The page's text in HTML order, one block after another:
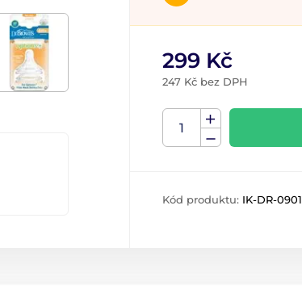
299 Kč
247 Kč bez DPH
Kód produktu: IK-DR-0901